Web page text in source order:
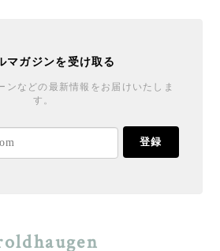
マガジンを受け取る
ンなどの最新情報をお届けいたしま
す。
登録